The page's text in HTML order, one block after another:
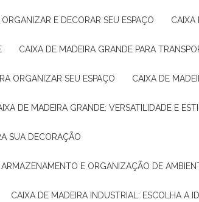
E DECORAR SEU ESPAÇO
CAIXA DE MADEIRA GRANDE PARA
ORGANIZAR SEU ESPAÇO CAIXA DE
DE MADEIRA GRANDE: VERSATILIDADE E
SUA DECORAÇÃO
E ORGANIZAÇÃO DE
CAIXA DE MADEIRA INDUSTRIAL: ESCOLHA A